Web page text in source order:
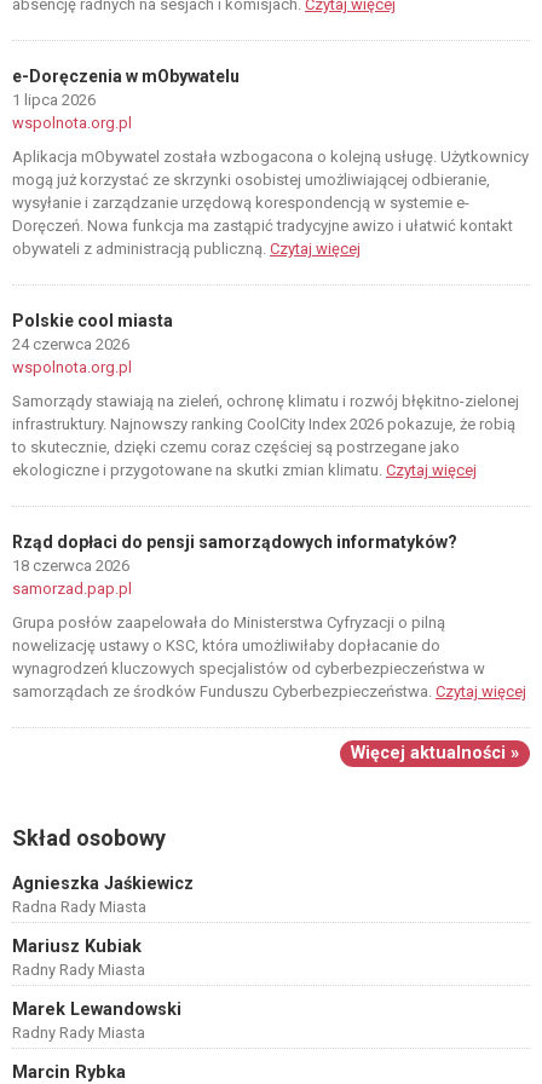
absencję radnych na sesjach i komisjach. Czytaj więcej
e-Doręczenia w mObywatelu
1 lipca 2026
wspolnota.org.pl
Aplikacja mObywatel została wzbogacona o kolejną usługę. Użytkownicy
mogą już korzystać ze skrzynki osobistej umożliwiającej odbieranie,
wysyłanie i zarządzanie urzędową korespondencją w systemie e-
Doręczeń. Nowa funkcja ma zastąpić tradycyjne awizo i ułatwić kontakt
obywateli z administracją publiczną. Czytaj więcej
Polskie cool miasta
24 czerwca 2026
wspolnota.org.pl
Samorządy stawiają na zieleń, ochronę klimatu i rozwój błękitno-zielonej
infrastruktury. Najnowszy ranking CoolCity Index 2026 pokazuje, że robią
to skutecznie, dzięki czemu coraz częściej są postrzegane jako
ekologiczne i przygotowane na skutki zmian klimatu. Czytaj więcej
Rząd dopłaci do pensji samorządowych informatyków?
18 czerwca 2026
samorzad.pap.pl
Grupa posłów zaapelowała do Ministerstwa Cyfryzacji o pilną
nowelizację ustawy o KSC, która umożliwiłaby dopłacanie do
wynagrodzeń kluczowych specjalistów od cyberbezpieczeństwa w
samorządach ze środków Funduszu Cyberbezpieczeństwa. Czytaj więcej
Więcej aktualności »
Skład osobowy
Agnieszka Jaśkiewicz
Radna Rady Miasta
Mariusz Kubiak
Radny Rady Miasta
Marek Lewandowski
Radny Rady Miasta
Marcin Rybka